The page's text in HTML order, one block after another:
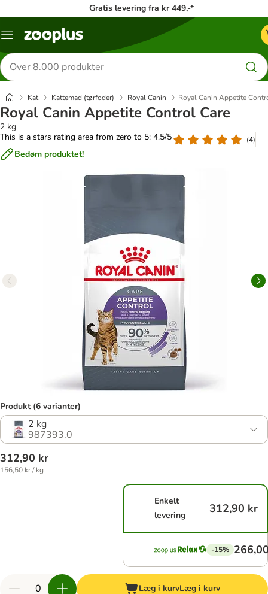
Gratis levering fra kr 449,-*
Menu
Søg
efter
produkter
Kat Kattemad (tørfoder) Royal Canin Royal Canin Appetite
Royal Canin Appetite Control Care
2 kg
This is a stars rating area from zero to 5: 4.5/5
(4)
Bedøm produktet!
Produkt (6 varianter)
2 kg
987393.0
312,90 kr
156,50 kr / kg
Enkelt
levering
312,90 kr
-15%
Læg i kurvLæg i kurv